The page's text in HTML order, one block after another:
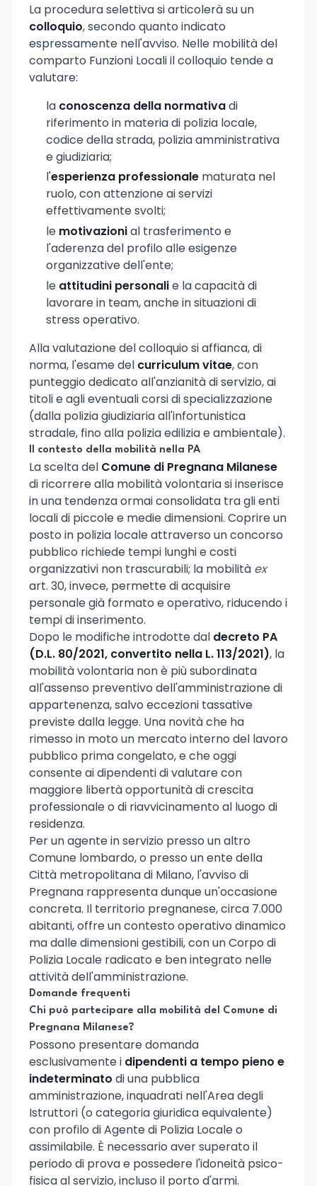
La procedura selettiva si articolerà su un
colloquio, secondo quanto indicato
espressamente nell'avviso. Nelle mobilità del
comparto Funzioni Locali il colloquio tende a
valutare:
la conoscenza della normativadi
riferimento in materia di polizia locale,
codice della strada, polizia amministrativa
e giudiziaria;
l'esperienza professionale maturata nel
ruolo, con attenzione ai servizi
effettivamente svolti;
le motivazionial trasferimento e
l'aderenza del profilo alle esigenze
organizzative dell'ente;
le attitudini personalie la capacità di
lavorare in team, anche in situazioni di
stress operativo.
Alla valutazione del colloquio si affianca, di
norma, l'esame del curriculum vitae, con
punteggio dedicato all'anzianità di servizio, ai
titoli e agli eventuali corsi di specializzazione
(dalla polizia giudiziaria all'infortunistica
stradale, fino alla polizia edilizia e ambientale).
Il contesto della mobilità nella PA
La scelta del Comune di Pregnana Milanese
di ricorrere alla mobilità volontaria si inserisce
in una tendenza ormai consolidata tra gli enti
locali di piccole e medie dimensioni. Coprire un
posto in polizia locale attraverso un concorso
pubblico richiede tempi lunghi e costi
organizzativi non trascurabili; la mobilità ex
art. 30, invece, permette di acquisire
personale già formato e operativo, riducendo i
tempi di inserimento.
Dopo le modifiche introdotte dal decreto PA
(D.L. 80/2021, convertito nella L. 113/2021), la
mobilità volontaria non è più subordinata
all'assenso preventivo dell'amministrazione di
appartenenza, salvo eccezioni tassative
previste dalla legge. Una novità che ha
rimesso in moto un mercato interno del lavoro
pubblico prima congelato, e che oggi
consente ai dipendenti di valutare con
maggiore libertà opportunità di crescita
professionale o di riavvicinamento al luogo di
residenza.
Per un agente in servizio presso un altro
Comune lombardo, o presso un ente della
Città metropolitana di Milano, l'avviso di
Pregnana rappresenta dunque un'occasione
concreta. Il territorio pregnanese, circa 7.000
abitanti, offre un contesto operativo dinamico
ma dalle dimensioni gestibili, con un Corpo di
Polizia Locale radicato e ben integrato nelle
attività dell'amministrazione.
Domande frequenti
Chi può partecipare alla mobilità del Comune di
Pregnana Milanese?
Possono presentare domanda
esclusivamente i dipendenti a tempo pieno e
indeterminato di una pubblica
amministrazione, inquadrati nell'Area degli
Istruttori (o categoria giuridica equivalente)
con profilo di Agente di Polizia Locale o
assimilabile. È necessario aver superato il
periodo di prova e possedere l'idoneità psico-
fisica al servizio, incluso il porto d'armi.